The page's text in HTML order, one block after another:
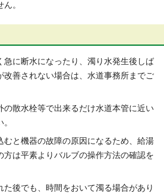
。
急に断水になったり、濁り水発生後しば
改善されない場合は、水道事務所までご
の散水栓等で出来るだけ水道本管に近い
むと機器の故障の原因になるため、給湯
方は平素よりバルブの操作方法の確認を
た後でも、時間をおいて濁る場合があり